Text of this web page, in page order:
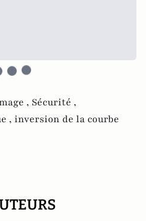
, Sécurité ,
, inversion de la courbe